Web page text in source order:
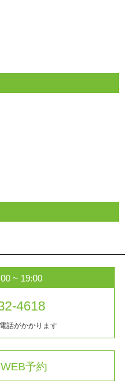
~ 19:00
4618
話がかかります
予約